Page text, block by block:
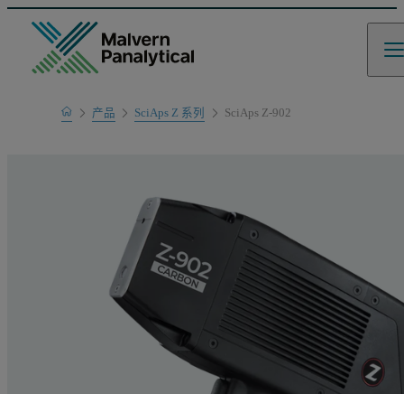
Home产品
产品系列
SciAps Z 系列 SciAps Z-902